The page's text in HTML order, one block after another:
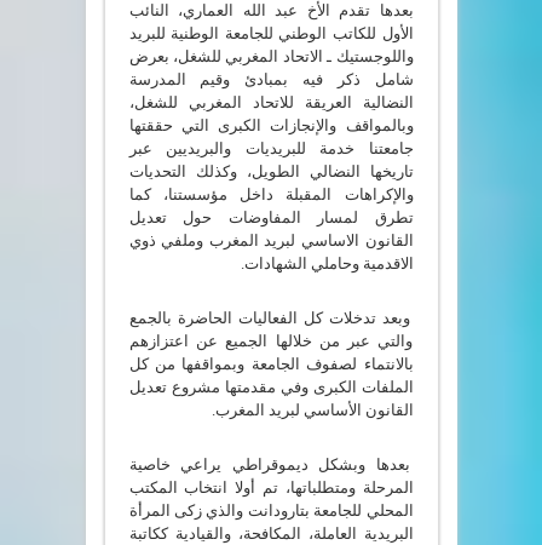
بعدها تقدم الأخ عبد الله العماري، النائب
الأول للكاتب الوطني للجامعة الوطنية للبريد
واللوجستيك ـ الاتحاد المغربي للشغل، بعرض
شامل ذكر فيه بمبادئ وقيم المدرسة
النضالية العريقة للاتحاد المغربي للشغل،
وبالمواقف والإنجازات الكبرى التي حققتها
جامعتنا خدمة للبريديات والبريديين عبر
تاريخها النضالي الطويل، وكذلك التحديات
والإكراهات المقبلة داخل مؤسستنا، كما
تطرق لمسار المفاوضات حول تعديل
القانون الاساسي لبريد المغرب وملفي ذوي
الاقدمية وحاملي الشهادات.
وبعد تدخلات كل الفعاليات الحاضرة بالجمع
والتي عبر من خلالها الجميع عن اعتزازهم
بالانتماء لصفوف الجامعة وبمواقفها من كل
الملفات الكبرى وفي مقدمتها مشروع تعديل
القانون الأساسي لبريد المغرب.
بعدها وبشكل ديموقراطي يراعي خاصية
المرحلة ومتطلباتها، تم أولا انتخاب المكتب
المحلي للجامعة بتارودانت والذي زكى المرأة
البريدية العاملة، المكافحة، والقيادية ككاتبة